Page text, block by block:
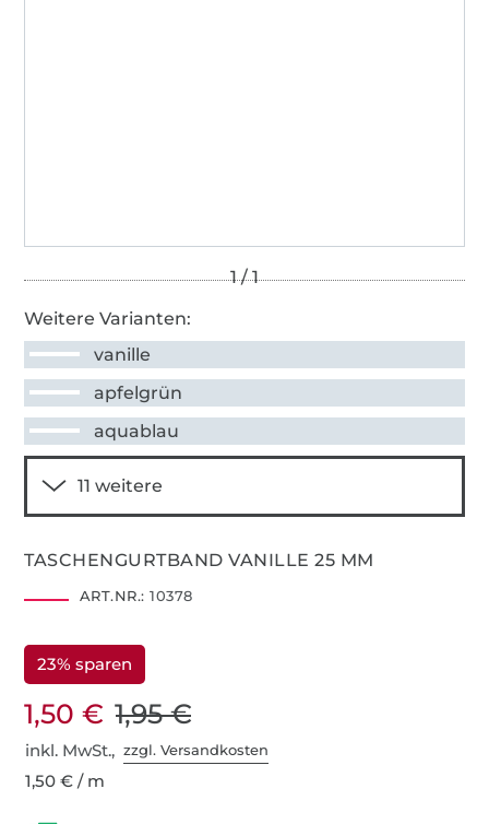
Weitere Varianten:
vanille
apfelgrün
aquablau
TASCHENGURTBAND VANILLE 25 MM
ART.NR.: 10378
23% sparen
1,50 € 1,95 €
inkl. MwSt.,zzgl. Versandkosten
1,50 € / m